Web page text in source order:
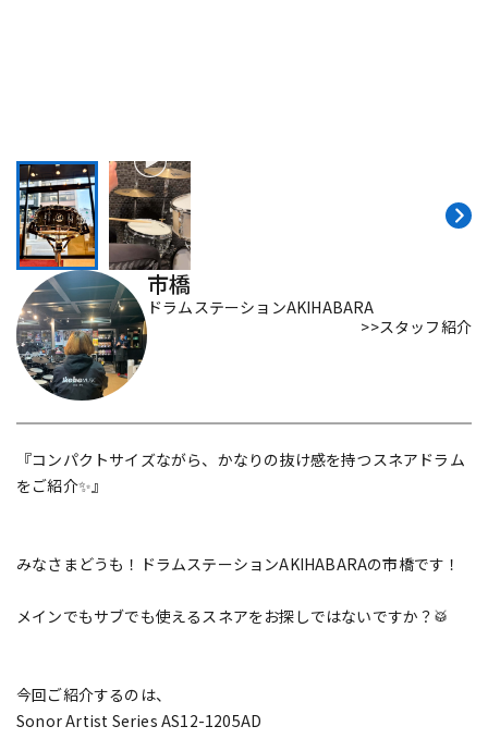
市橋
ドラムステーションAKIHABARA
>>スタッフ紹介
『コンパクトサイズながら、かなりの抜け感を持つスネアドラム
をご紹介✨』
みなさまどうも！ドラムステーションAKIHABARAの市橋です！
メインでもサブでも使えるスネアをお探しではないですか？🥁
今回ご紹介するのは、
Sonor Artist Series AS12-1205AD